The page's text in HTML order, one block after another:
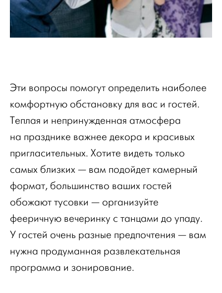
Эти вопросы помогут определить наиболее
комфортную обстановку для вас и гостей.
Теплая и непринужденная атмосфера
на празднике важнее декора и красивых
пригласительных. Хотите видеть только
самых близких — вам подойдет камерный
формат, большинство ваших гостей
обожают тусовки — организуйте
фееричную вечеринку с танцами до упаду.
У гостей очень разные предпочтения — вам
нужна продуманная развлекательная
программа и зонирование.